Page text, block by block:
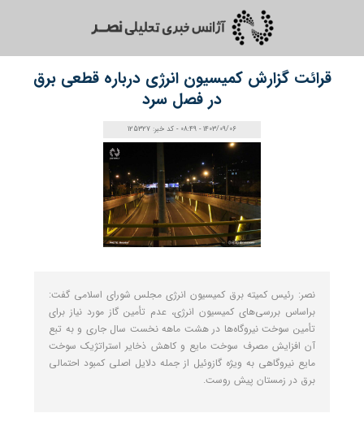
قرائت گزارش کمیسیون انرژی درباره قطعی برق
در فصل سرد
1403/09/06 - 08:49 - کد خبر: 125327
نصر: رئیس کمیته برق کمیسیون انرژی مجلس شورای اسلامی گفت:
براساس بررسی‌های کمیسیون انرژی، عدم تأمین گاز مورد نیاز برای
تأمین سوخت نیروگاه‌ها در هشت ماهه نخست سال جاری و به تبع
آن افزایش مصرف سوخت مایع و کاهش ذخایر استراتژیک سوخت
مایع نیروگاهی به ویژه گازوئیل از جمله دلایل اصلی کمبود احتمالی
برق در زمستان پیش روست.